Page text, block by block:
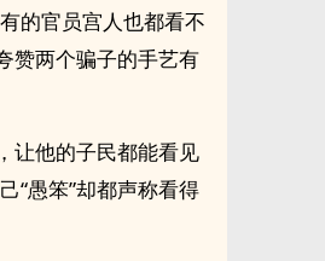
的官员宫人也都看不
赞两个骗子的手艺有
让他的子民都能看见
“愚笨”却都声称看得